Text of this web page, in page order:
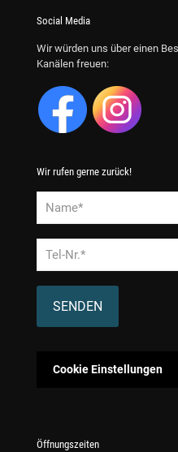
Social Media
Wir würden uns über einen
Kanälen freuen:
Wir rufen gerne zurück!
Cookie Einstellungen
Öffnungszeiten